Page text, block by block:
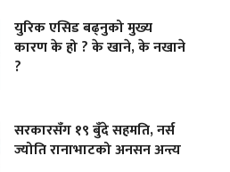
युरिक एसिड बढ्नुको मुख्य
कारण के हो ? के खाने, के नखाने
?
सरकारसँग १९ बुँदे सहमति, नर्स
ज्योति रानाभाटको अनसन अन्त्य